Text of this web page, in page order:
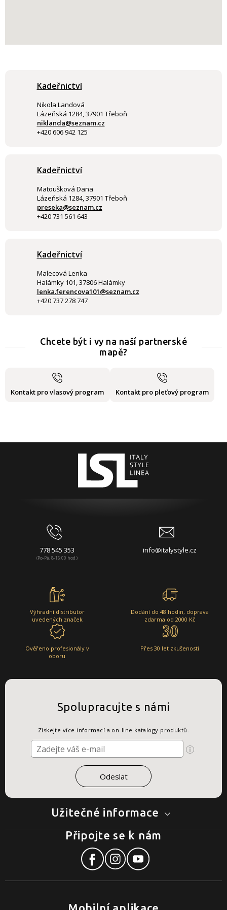
Kadeřnictví
Nikola Landová
Lázeňská 1284, 37901 Třeboň
niklanda@seznam.cz
+420 606 942 125
Kadeřnictví
Matoušková Dana
Lázeňská 1284, 37901 Třeboň
preseka@seznam.cz
+420 731 561 643
Kadeřnictví
Malecová Lenka
Halámky 101, 37806 Halámky
lenka.ferencova101@seznam.cz
+420 737 278 747
Chcete být i vy na naší partnerské
mapě?
Kontakt pro vlasový program Kontakt pro pleťový program
778 545 353
(Po-Pá, 8-16:00 hod.)
info@italystyle.cz
Výhradní distributor
uvedených značek
Dodání do 48 hodin, doprava
zdarma od 2000 Kč
Ověřeno profesionály v
oboru
Přes 30 let zkušeností
Užitečné informace
Spolupracujte s námi
Získejte více informací a on-line katalogy produktů.
Připojte se k nám